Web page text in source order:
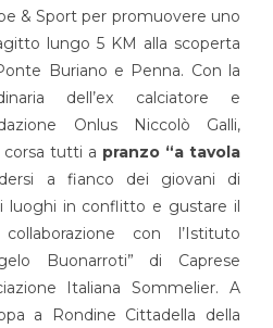
& Sport per promuovere uno
lungo 5 KM alla scoperta
Buriano e Penna. Con la
dell’ex calciatore e
Onlus Niccolò Galli,
corsa tutti a pranzo “a tavola
a fianco dei giovani di
luoghi in conflitto e gustare il
con l’Istituto
Buonarroti” di Caprese
Italiana Sommelier. A
a Rondine Cittadella della